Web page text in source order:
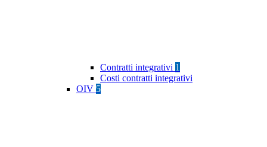
Contratti integrativi 1
Costi contratti integrativi
OIV 5